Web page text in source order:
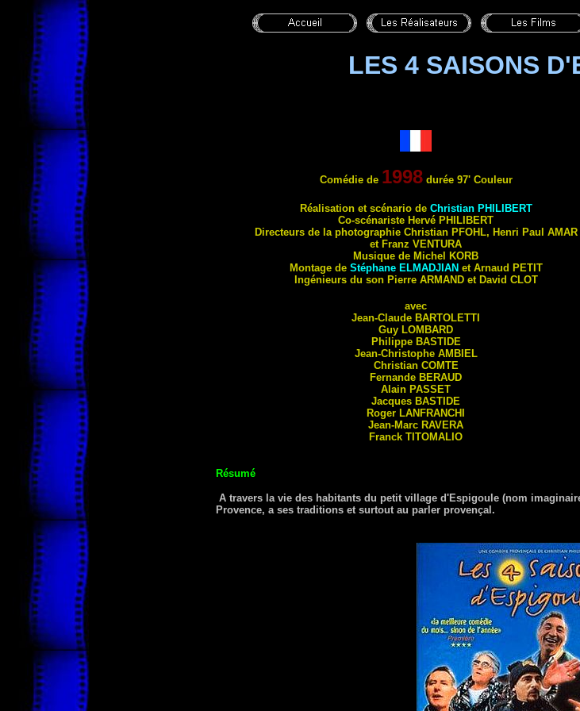
LES 4 SAISONS
Comédie de 1998durée 97' Couleur
Réalisation et scénario de Christian PHILIBERT
Co-scénariste Hervé PHILIBERT
Directeurs de la photographie Christian PFOHL, Henri Paul AMAR
et Franz VENTURA
Musique de Michel
KORB
Montage de Stéphane ELMADJIAN et Arnaud PETIT
Ingénieurs du son Pierre ARMANDet David CLOT
avec
Jean-Claude BARTOLETTI
Guy LOMBARD
Philippe BASTIDE
Jean-Christophe AMBIEL
Christian COMTE
Fernande BERAUD
Alain PASSET
Jacques BASTIDE
Roger LANFRANCHI
Jean-Marc RAVERA
Franck TITOMALIO
Résumé
A travers la vie des habitants du petit village d'Espigoule (nom
Provence, a ses traditions et surtout au parler provençal.